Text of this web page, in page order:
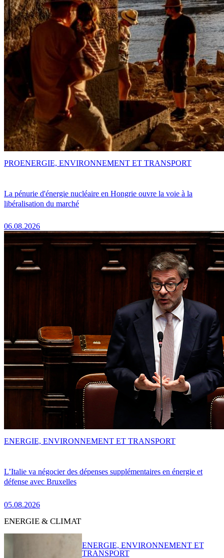
La pénurie d'énergie nucléaire en Hongrie ouvre la voie à la
libéralisation du marché
06.08.2026
PROENERGIE, ENVIRONNEMENT ET TRANSPORT
L’Italie va négocier des dépenses supplémentaires en énergie et
défense avec Bruxelles
05.08.2026
ENERGIE, ENVIRONNEMENT ET TRANSPORT
ENERGIE & CLIMAT
ENERGIE, ENVIRONNEMENT ET
TRANSPORT